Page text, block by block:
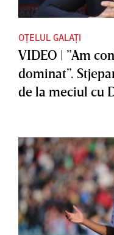
OȚELUL GALAȚI
VIDEO | ”Am
dominat”.
de la meciul cu